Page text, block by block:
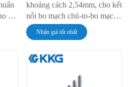
kết
bo
khoảng cách 2,54mm, cho kết
nối bo mạch chủ-to-bo mạch
chủ đáng tin cậy. Ổ cắm
xuyên lỗ với các tiếp điểm mạ
V-0 PBT, đảm bảo hiệu suất
Với dòng định mức 3A, đây
Nhận giá tốt nhất